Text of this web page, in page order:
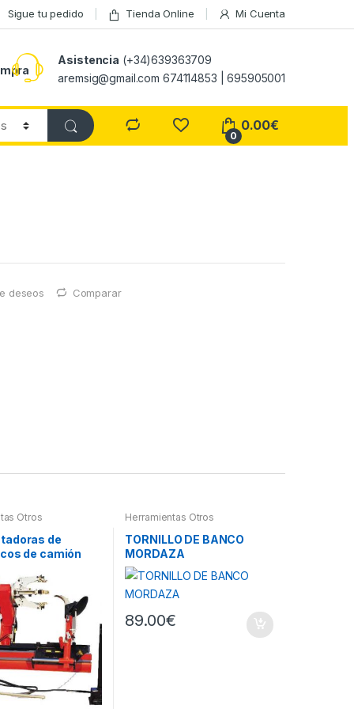
Sigue tu pedido Tienda Online Mi Cuenta
Asistencia (+34)639363709
aremsig@gmail.com 674114853 | 695905001
0
0.00€
deseos Comparar
Otros
de
de camión
Herramientas Otros
TORNILLO DE BANCO
MORDAZA
89.00€